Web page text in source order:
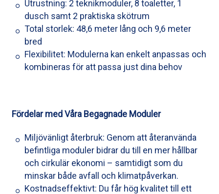
Utrustning: 2 teknikmoduler, 8 toaletter, 1
dusch samt 2 praktiska skötrum
Total storlek: 48,6 meter lång och 9,6 meter
bred
Flexibilitet: Modulerna kan enkelt anpassas och
kombineras för att passa just dina behov
Fördelar med Våra Begagnade Moduler
Miljövänligt återbruk: Genom att återanvända
befintliga moduler bidrar du till en mer hållbar
och cirkulär ekonomi – samtidigt som du
minskar både avfall och klimatpåverkan.
Kostnadseffektivt: Du får hög kvalitet till ett